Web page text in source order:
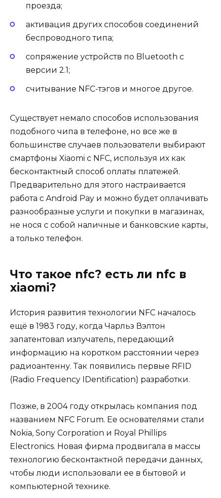
проезда;
активация других способов соединений
беспроводного типа;
сопряжение устройств по Bluetooth с
версии 2.1;
считывание NFC-тэгов и многое другое.
Существует немало способов использования
подобного чипа в телефоне, но все же в
большинстве случаев пользователи выбирают
смартфоны Xiaomi с NFC, используя их как
бесконтактный способ оплаты платежей.
Предварительно для этого настраивается
работа с Android Pay и можно будет оплачивать
разнообразные услуги и покупки в магазинах,
не нося с собой наличные и банковские карты,
а только телефон.
Что такое nfc? есть ли nfc в
xiaomi?
История развития технологии NFC началось
ещё в 1983 году, когда Чарльз Вэлтон
запатентовал излучатель, передающий
информацию на коротком расстоянии через
радиоантенну. Так появились первые RFID
(Radio Frequency IDentification) разработки.
Позже, в 2004 году открылась компания под
названием NFC Forum. Ее основателями стали
Nokia, Sony Corporation и Royal Phillips
Electronics. Новая фирма продвигала в массы
технологию бесконтактной передачи данных,
чтобы люди использовали ее в бытовой и
компьютерной технике.